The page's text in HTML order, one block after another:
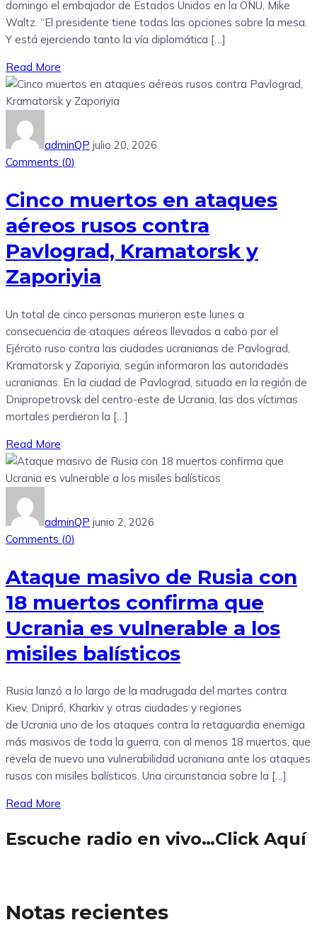
domingo el embajador de Estados Unidos en la ONU, Mike
Waltz. “El presidente tiene todas las opciones sobre la mesa.
Y está ejerciendo tanto la vía diplomática […]
Read More
adminQP julio 20, 2026
Comments (0)
Cinco muertos en ataques
aéreos rusos contra
Pavlograd, Kramatorsk y
Zaporiyia
Un total de cinco personas murieron este lunes a
consecuencia de ataques aéreos llevados a cabo por el
Ejército ruso contra las ciudades ucranianas de Pavlograd,
Kramatorsk y Zaporiyia, según informaron las autoridades
ucranianas. En la ciudad de Pavlograd, situada en la región de
Dnipropetrovsk del centro-este de Ucrania, las dos víctimas
mortales perdieron la […]
Read More
adminQP junio 2, 2026
Comments (0)
Ataque masivo de Rusia con
18 muertos confirma que
Ucrania es vulnerable a los
misiles balísticos
Rusia lanzó a lo largo de la madrugada del martes contra
Kiev, Dnipró, Kharkiv y otras ciudades y regiones
de Ucrania uno de los ataques contra la retaguardia enemiga
más masivos de toda la guerra, con al menos 18 muertos, que
revela de nuevo una vulnerabilidad ucraniana ante los ataques
rusos con misiles balísticos. Una circunstancia sobre la […]
Read More
Escuche radio en vivo…Click Aquí
Notas recientes